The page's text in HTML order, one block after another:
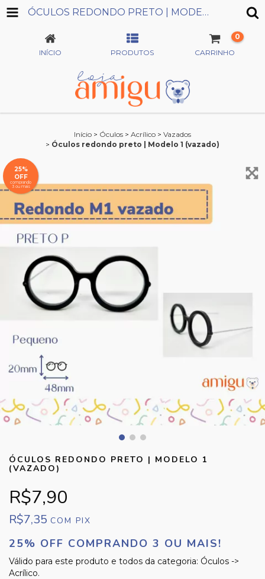
ÓCULOS REDONDO PRETO | MODELO 1 (VAZADO)
INÍCIO PRODUTOS CARRINHO
0
Início > Óculos > Acrílico > Vazados
> Óculos redondo preto | Modelo 1 (vazado)
25%
OFF
comprando
3 ou mais
ÓCULOS REDONDO PRETO | MODELO 1
(VAZADO)
R$7,90
R$7,35 COM PIX
25% OFF COMPRANDO 3 OU MAIS!
Válido para este produto e todos da categoria: Óculos ->
Acrílico.